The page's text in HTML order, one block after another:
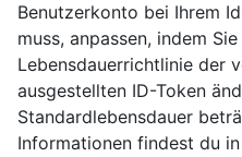
Benutzerkonto bei Ihrem
muss, anpassen, indem
Lebensdauerrichtlinie der
ausgestellten ID-Token
Standardlebensdauer
Informationen findest du